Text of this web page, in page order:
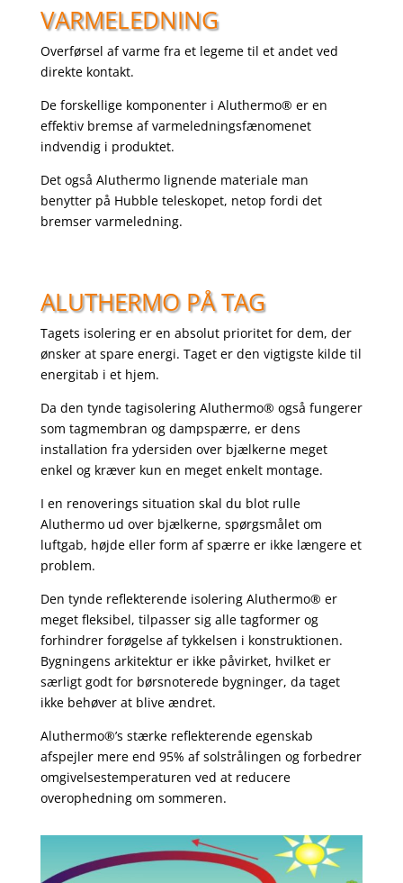
VARMELEDNING
Overførsel af varme fra et legeme til et andet ved
direkte kontakt.
De forskellige komponenter i Aluthermo® er en
effektiv bremse af varmeledningsfænomenet
indvendig i produktet.
Det også Aluthermo lignende materiale man
benytter på Hubble teleskopet, netop fordi det
bremser varmeledning.
ALUTHERMO PÅ TAG
Tagets isolering er en absolut prioritet for dem, der
ønsker at spare energi. Taget er den vigtigste kilde til
energitab i et hjem.
Da den tynde tagisolering Aluthermo® også fungerer
som tagmembran og dampspærre, er dens
installation fra ydersiden over bjælkerne meget
enkel og kræver kun en meget enkelt montage.
I en renoverings situation skal du blot rulle
Aluthermo ud over bjælkerne, spørgsmålet om
luftgab, højde eller form af spærre er ikke længere et
problem.
Den tynde reflekterende isolering Aluthermo® er
meget fleksibel, tilpasser sig alle tagformer og
forhindrer forøgelse af tykkelsen i konstruktionen.
Bygningens arkitektur er ikke påvirket, hvilket er
særligt godt for børsnoterede bygninger, da taget
ikke behøver at blive ændret.
Aluthermo®’s stærke reflekterende egenskab
afspejler mere end 95% af solstrålingen og forbedrer
omgivelsestemperaturen ved at reducere
overophedning om sommeren.